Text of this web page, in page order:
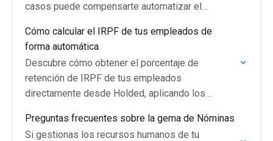
casos puede compensarte automatizar el
Cómo calcular el IRPF de tus empleados de
forma automática
Descubre cómo obtener el porcentaje de
retención de IRPF de tus empleados
directamente desde Holded, aplicando los
de forma rápida y sin complicaciones.
Preguntas frecuentes sobre la gema de Nóminas
Si gestionas los recursos humanos de tu